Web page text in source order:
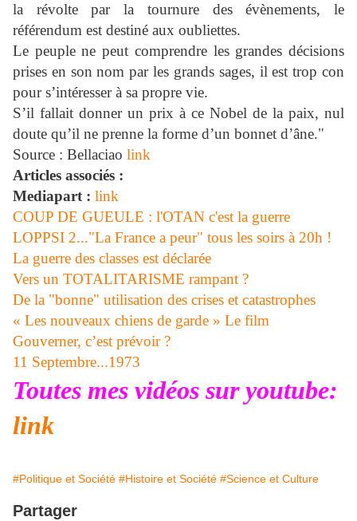
la révolte par la tournure des évènements, le
référendum est destiné aux oubliettes.
Le peuple ne peut comprendre les grandes décisions
prises en son nom par les grands sages, il est trop con
pour s’intéresser à sa propre vie.
S’il fallait donner un prix à ce Nobel de la paix, nul
doute qu’il ne prenne la forme d’un bonnet d’âne."
Source : Bellaciao link
Articles associés :
Mediapart : link
COUP DE GUEULE : l'OTAN c'est la guerre
LOPPSI 2..."La France a peur" tous les soirs à 20h !
La guerre des classes est déclarée
Vers un TOTALITARISME rampant ?
De la "bonne" utilisation des crises et catastrophes
« Les nouveaux chiens de garde » Le film
Gouverner, c’est prévoir ?
11 Septembre...1973
Toutes mes vidéos sur youtube:
link
#Politique et Société #Histoire et Société #Science et Culture
Partager